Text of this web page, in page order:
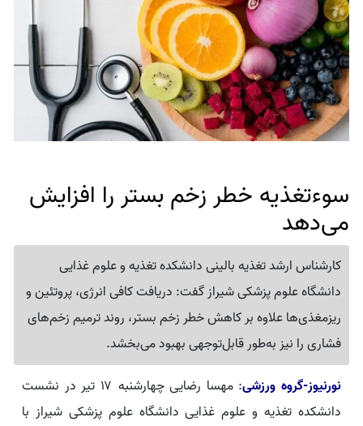
سوءتغذیه خطر زخم بستر را افزایش
می‌دهد
کارشناس ارشد تغذیه بالینی دانشکده تغذیه و علوم غذایی
دانشگاه علوم پزشکی شیراز گفت: دریافت کافی انرژی، پروتئین و
ریزمغذی‌ها علاوه بر کاهش خطر زخم بستر، روند ترمیم زخم‌های
فشاری را نیز به‌طور قابل‌توجهی بهبود می‌بخشد.
نورنیوز-گروه ورزشی
: مهسا رضایی چهارشنبه ۱۷ تیر در نشست
دانشکده تغذیه و علوم غذایی دانشگاه علوم پزشکی شیراز با